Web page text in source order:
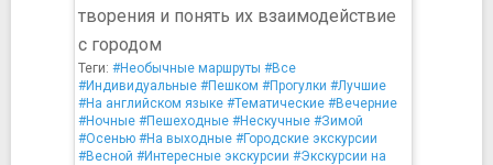
творения и понять их взаимодействие
с городом
Теги: #Необычные маршруты #Все
#Индивидуальные #Пешком #Прогулки #Лучшие
#На английском языке #Тематические #Вечерние
#Ночные #Пешеходные #Нескучные #Зимой
#Осенью #На выходные #Городские экскурсии
#Весной #Интересные экскурсии #Экскурсии на